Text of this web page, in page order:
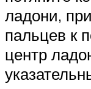
ладони,
пальцев к
центр